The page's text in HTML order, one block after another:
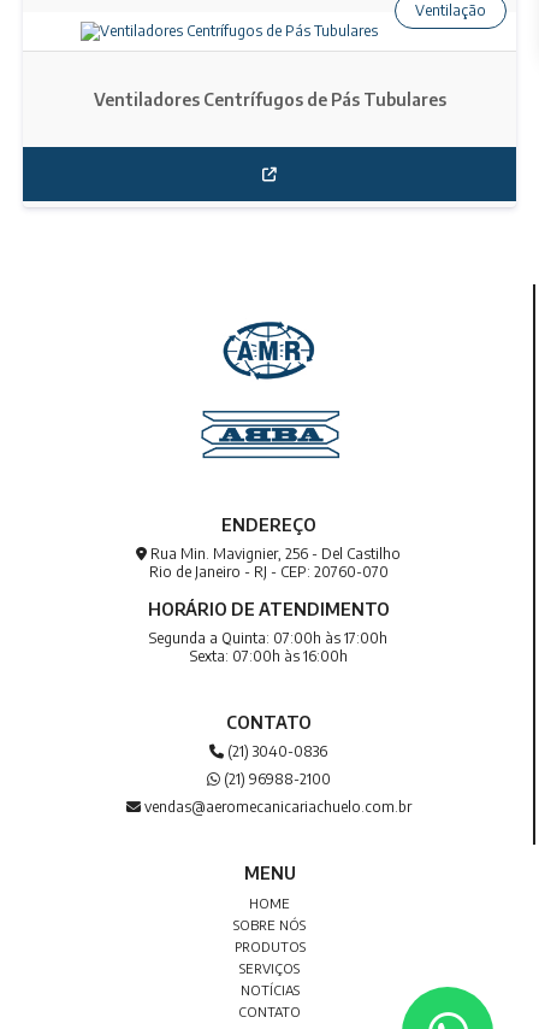
Ventiladores Centrífugos de Pás Tubulares
Ventilação
ENDEREÇO
Rua Min. Mavignier, 256 - Del Castilho
Rio de Janeiro - RJ - CEP: 20760-070
HORÁRIO DE ATENDIMENTO
Segunda a Quinta: 07:00h às 17:00h
Sexta: 07:00h às 16:00h
CONTATO
(21) 3040-0836
(21) 96988-2100
vendas@aeromecanicariachuelo.com.br
MENU
HOME
SOBRE NÓS
PRODUTOS
SERVIÇOS
NOTÍCIAS
CONTATO